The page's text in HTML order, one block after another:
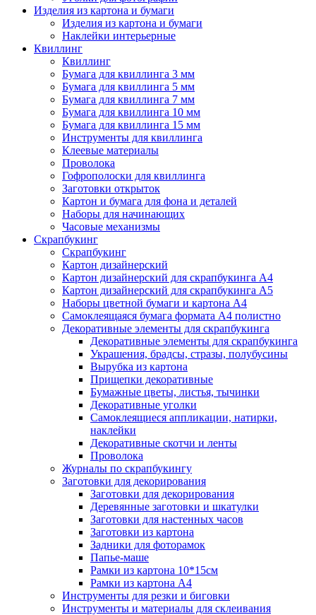
Изделия из картона и бумаги
Изделия из картона и бумаги
Наклейки интерьерные
Квиллинг
Квиллинг
Бумага для квиллинга 3 мм
Бумага для квиллинга 5 мм
Бумага для квиллинга 7 мм
Бумага для квиллинга 10 мм
Бумага для квиллинга 15 мм
Инструменты для квиллинга
Клеевые материалы
Проволока
Гофрополоски для квиллинга
Заготовки открыток
Картон и бумага для фона и деталей
Наборы для начинающих
Часовые механизмы
Скрапбукинг
Скрапбукинг
Картон дизайнерский
Картон дизайнерский для скрапбукинга А4
Картон дизайнерский для скрапбукинга А5
Наборы цветной бумаги и картона А4
Самоклеящаяся бумага формата А4 полистно
Декоративные элементы для скрапбукинга
Декоративные элементы для скрапбукинга
Украшения, брадсы, стразы, полубусины
Вырубка из картона
Прищепки декоративные
Бумажные цветы, листья, тычинки
Декоративные уголки
Самоклеящиеся аппликации, натирки,
наклейки
Декоративные скотчи и ленты
Проволока
Журналы по скрапбукингу
Заготовки для декорирования
Заготовки для декорирования
Деревянные заготовки и шкатулки
Заготовки для настенных часов
Заготовки из картона
Задники для фоторамок
Папье-маше
Рамки из картона 10*15см
Рамки из картона А4
Инструменты для резки и биговки
Инструменты и материалы для склеивания